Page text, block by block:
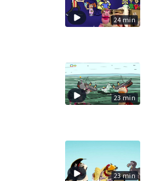
24 min
23 min
23 min